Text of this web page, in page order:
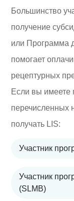
Большинство
получение
или Программа
помогает
рецептурных
Если вы имеете
перечисленных
получать LIS:
Участник
Участник
(SLMB)